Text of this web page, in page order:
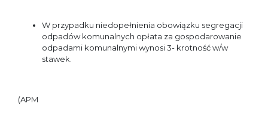
W przypadku niedopełnienia obowiązku segregacji
odpadów komunalnych opłata za gospodarowanie
odpadami komunalnymi wynosi 3- krotność w/w
stawek.
(APM